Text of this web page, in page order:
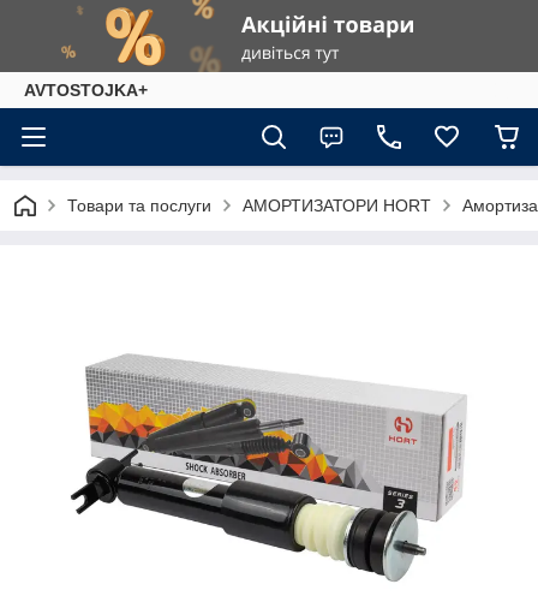
AVTOSTOJKA+
Товари та послуги АМОРТИЗАТОРИ HORT